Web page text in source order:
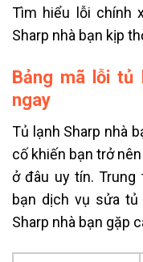
Tìm hiểu lỗi chính
Sharp nhà bạn kịp
Bảng mã lỗi tủ
ngay
Tủ lạnh Sharp nhà
cố khiến bạn trở
ở đâu uy tín.
bạn dịch vụ sửa
Sharp nhà bạn gặp